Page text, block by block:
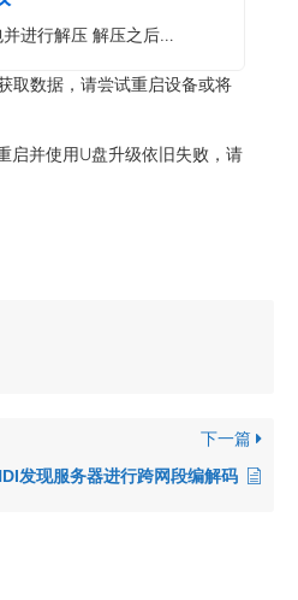
进行解压 解压之后…
取数据，请尝试重启设备或将
启并使用U盘升级依旧失败，请
下一篇
发现服务器进行跨网段编解码